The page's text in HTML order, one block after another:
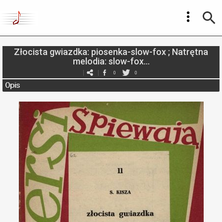
Złocista gwiazdka: piosenka-slow-fox ; Natrętna
melodia: slow-fox...
0 0
Opis